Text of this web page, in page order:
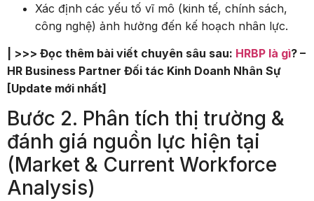
Xác định các yếu tố vĩ mô (kinh tế, chính sách,
công nghệ) ảnh hưởng đến kế hoạch nhân lực.
| >>> Đọc thêm bài viết chuyên sâu sau: HRBP là gì? –
HR Business Partner Đối tác Kinh Doanh Nhân Sự
[Update mới nhất]
Bước 2. Phân tích thị trường &
đánh giá nguồn lực hiện tại
(Market & Current Workforce
Analysis)